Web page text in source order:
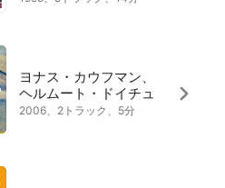
ヨナス・カウフマン、
ヘルムート・ドイチュ
2006、2トラック、5分